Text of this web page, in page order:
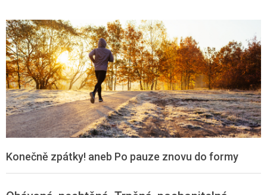
Konečně zpátky! aneb Po pauze znovu do formy